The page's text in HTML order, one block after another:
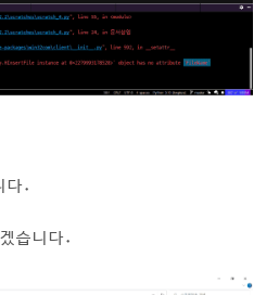
다.
습니다.